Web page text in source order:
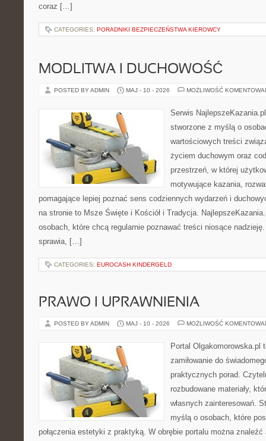
coraz […]
CATEGORIES: PORADNIKI BEZPIECZEŃSTWA KIEROWCY
MODLITWA I DUCHOWOŚĆ
POSTED BY ADMIN MAJ - 10 - 2026 MOŻLIWOŚĆ
Serwis
stworzone z myślą o
wartościowych treści
życiem duchowym oraz
przestrzeń, w której
motywujące kazania,
pomagające lepiej poznać sens codziennych wydarzeń i
na stronie to Msze Święte i Kościół i Tradycja.
osobach, które chcą regularnie poznawać treści niosące nadzieję.
sprawia, […]
CATEGORIES: EUROCASH KINDERGELD
PRAWO I UPRAWNIENIA
POSTED BY ADMIN MAJ - 10 - 2026 MOŻLIWOŚĆ
Portal Olgakomorowska.pl
zamiłowanie do
praktycznych porad.
rozbudowane materiały,
własnych zainteresowań.
myślą o osobach, które
połączenia estetyki z praktyką. W obrębie portalu można